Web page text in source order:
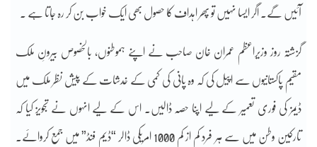
آئیں گے۔ اگر ایسا نہیں تو پھر اہداف کا حصول بھی ایک خواب بن کر رہ جاتا ہے ۔
گزشتہ روز وزیراعظم عمران خان صاحب نے اپنے ہموطنوں، بالخصوص بیرونِ ملک
مقیم پاکستانیوں سے اپیل کی کہ وہ پانی کی کمی کے خدشات کے پیش نظر ملک میں
ڈیمز کی فوری تعمیر کے لیے اپنا حصہ ڈالیں۔ اس کے لیے انہوں نے تجویز کیا کہ
تارکین وطن میں سے ہر فرد کم از کم 1000 امریکی ڈالر “ڈیم فنڈ” میں جمع کروائے۔